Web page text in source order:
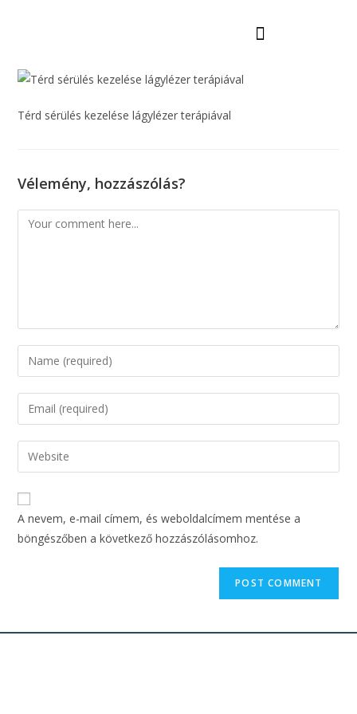
Térd sérülés kezelése lágylézer terápiával
Vélemény, hozzászólás?
A nevem, e-mail címem, és weboldalcímem mentése a
böngészőben a következő hozzászólásomhoz.